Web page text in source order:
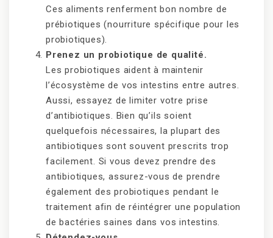
Ces aliments renferment bon nombre de
prébiotiques (nourriture spécifique pour les
probiotiques).
Prenez un probiotique de qualité.
Les probiotiques aident à maintenir
l’écosystème de vos intestins entre autres.
Aussi, essayez de limiter votre prise
d’antibiotiques. Bien qu’ils soient
quelquefois nécessaires, la plupart des
antibiotiques sont souvent prescrits trop
facilement. Si vous devez prendre des
antibiotiques, assurez-vous de prendre
également des probiotiques pendant le
traitement afin de réintégrer une population
de bactéries saines dans vos intestins.